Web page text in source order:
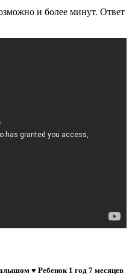
и более минут. Ответ
♥ Ребенок 1 год 7 месяцев